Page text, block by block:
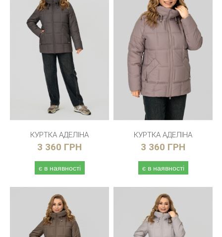
КУРТКА АДЕЛІНА
3 360 ГРН
є в наявності
КУРТКА АДЕЛІНА
3 360 ГРН
є в наявності